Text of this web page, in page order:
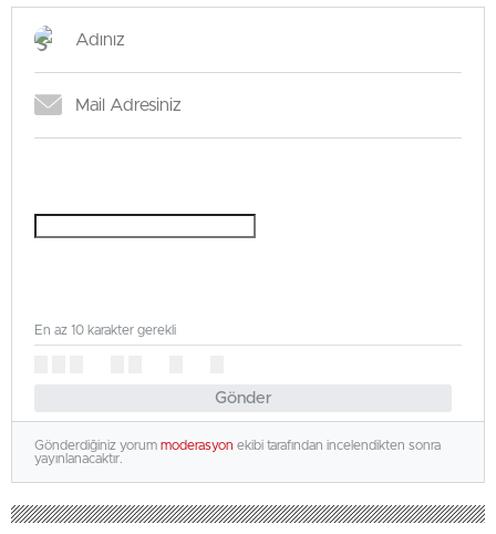
Gönder
En az 10 karakter gerekli
Gönderdiğiniz yorum moderasyon ekibi tarafından incelendikten sonra
yayınlanacaktır.